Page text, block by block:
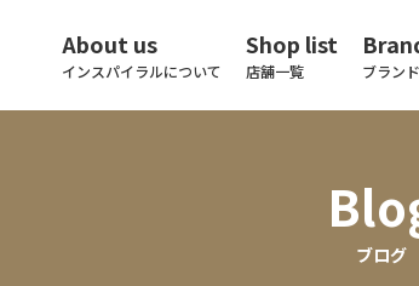
About us
インスパイラルについて
Shop list
店舗一覧 ブランド
ブログ